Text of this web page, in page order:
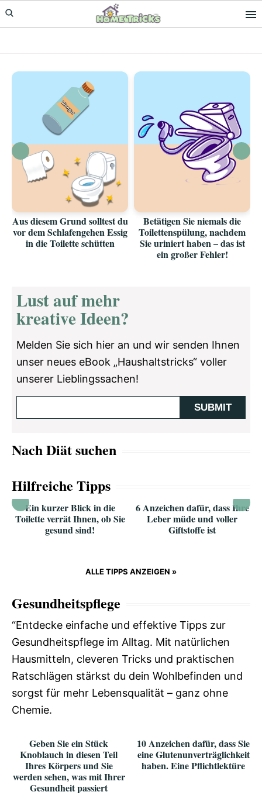
Skip
to
Skip
to
Aus diesem Grund solltest du
vor dem Schlafengehen Essig
in die Toilette schütten
Betätigen Sie niemals die
Toilettenspülung, nachdem
Sie uriniert haben – das ist
ein großer Fehler!
Lust auf mehr
kreative Ideen?
Melden Sie sich hier an und wir senden Ihnen
unser neues eBook „Haushaltstricks“ voller
unserer Lieblingssachen!
Nach Diät suchen
Hilfreiche Tipps
Ein kurzer Blick in die
Toilette verrät Ihnen, ob Sie
gesund sind!
6 Anzeichen dafür, dass Ihre
Leber müde und voller
Giftstoffe ist
ALLE TIPPS ANZEIGEN »
Gesundheitspflege
“Entdecke einfache und effektive Tipps zur
Gesundheitspflege im Alltag. Mit natürlichen
Hausmitteln, cleveren Tricks und praktischen
Ratschlägen stärkst du dein Wohlbefinden und
sorgst für mehr Lebensqualität – ganz ohne
Chemie.
Geben Sie ein Stück
Knoblauch in diesen Teil
Ihres Körpers und Sie
werden sehen, was mit Ihrer
Gesundheit passiert
10 Anzeichen dafür, dass Sie
eine Glutenunverträglichkeit
haben. Eine Pflichtlektüre